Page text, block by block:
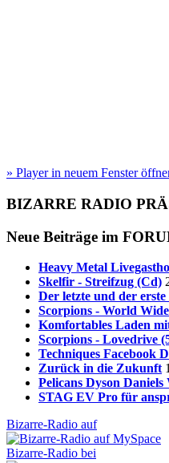
» Player in neuem Fenster
BIZARRE RADIO
Neue Beiträge im
Heavy Metal
Skelfir - Streifzug (Cd)
Der letzte und der erste
Scorpions - World
Komfortables Laden
Scorpions - Lovedrive
Techniques Facebook
Zurück in die Zukunft
Pelicans Dyson Daniels
STAG EV Pro für
Bizarre-Radio auf
Bizarre-Radio bei